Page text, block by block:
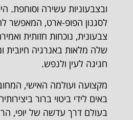
ובצבעוניות עשירה וסוחפת.
לסגנון הפופ-ארט, המאפשר
צבעונית, נוכחות חזותית
שלה מלאות באנרגיה חיובית
חגיגה לעין ולנפש.
מקצועה ועולמה האישי,
באים לידי ביטוי ברור
בעולם דרך עדשה של יופי,